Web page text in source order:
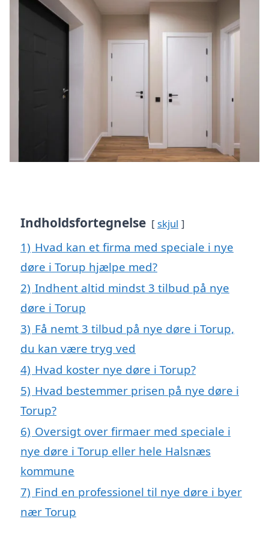
Indholdsfortegnelse skjul
1) Hvad kan et firma med speciale i nye
døre i Torup hjælpe med?
2) Indhent altid mindst 3 tilbud på nye
døre i Torup
3) Få nemt 3 tilbud på nye døre i Torup,
du kan være tryg ved
4) Hvad koster nye døre i Torup?
5) Hvad bestemmer prisen på nye døre i
Torup?
6) Oversigt over firmaer med speciale i
nye døre i Torup eller hele Halsnæs
kommune
7) Find en professionel til nye døre i byer
nær Torup